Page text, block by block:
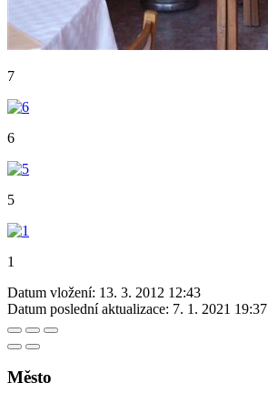
7
6
5
1
Datum vložení: 13. 3. 2012 12:43
Datum poslední aktualizace: 7. 1. 2021 19:37
Město